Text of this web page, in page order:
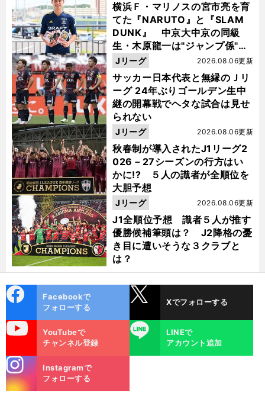
横浜Ｆ・マリノスの宮市亮を育
てた『NARUTO』と『SLAM
DUNK』 中京大中京の同級
生・木原龍一は"ジャンプ係"だ
った
サッカー日本代表と無縁のＪリ
ーグ 24年ぶりゴールデン生中
継の開幕戦でヘタな試合は見せ
られない
2026.08.06更新
Jリーグ
秋春制が導入されたJ1リーグ2
026－27シーズンの行方はい
かに!? ５人の識者が全順位を
大胆予想
2026.08.06更新
Jリーグ
J1全順位予想 識者５人が推す
優勝候補筆頭は？ J2降格の憂
き目に遭いそうな３クラブと
は？
2026.08.06更新
Jリーグ
ok
Facebookで
フォローする
Xでフォローする
YouTubeで
チャンネル登録
LINE
LINEで
アカウント追加
m
Instagramで
フォローする